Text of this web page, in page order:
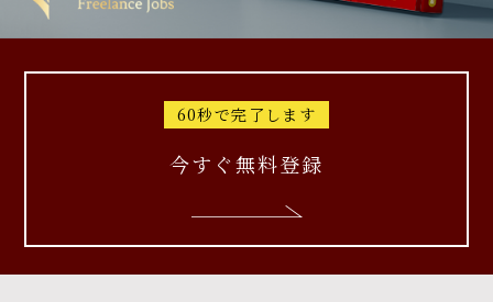
60秒で完了します
今すぐ無料登録